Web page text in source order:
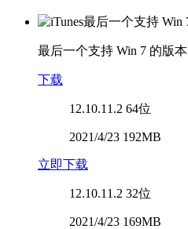
最后一个支持 Win 7 的版本
下载
12.10.11.2 64位
2021/4/23 192MB
立即下载
12.10.11.2 32位
2021/4/23 169MB